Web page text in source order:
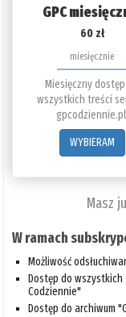
GPC
60 zł
miesięcznie
Miesięczny
wszystkich treści
WYBIERAM
Masz
W ramach
Możliwość
Dostęp do
Codziennie"
Dostęp do archiwum